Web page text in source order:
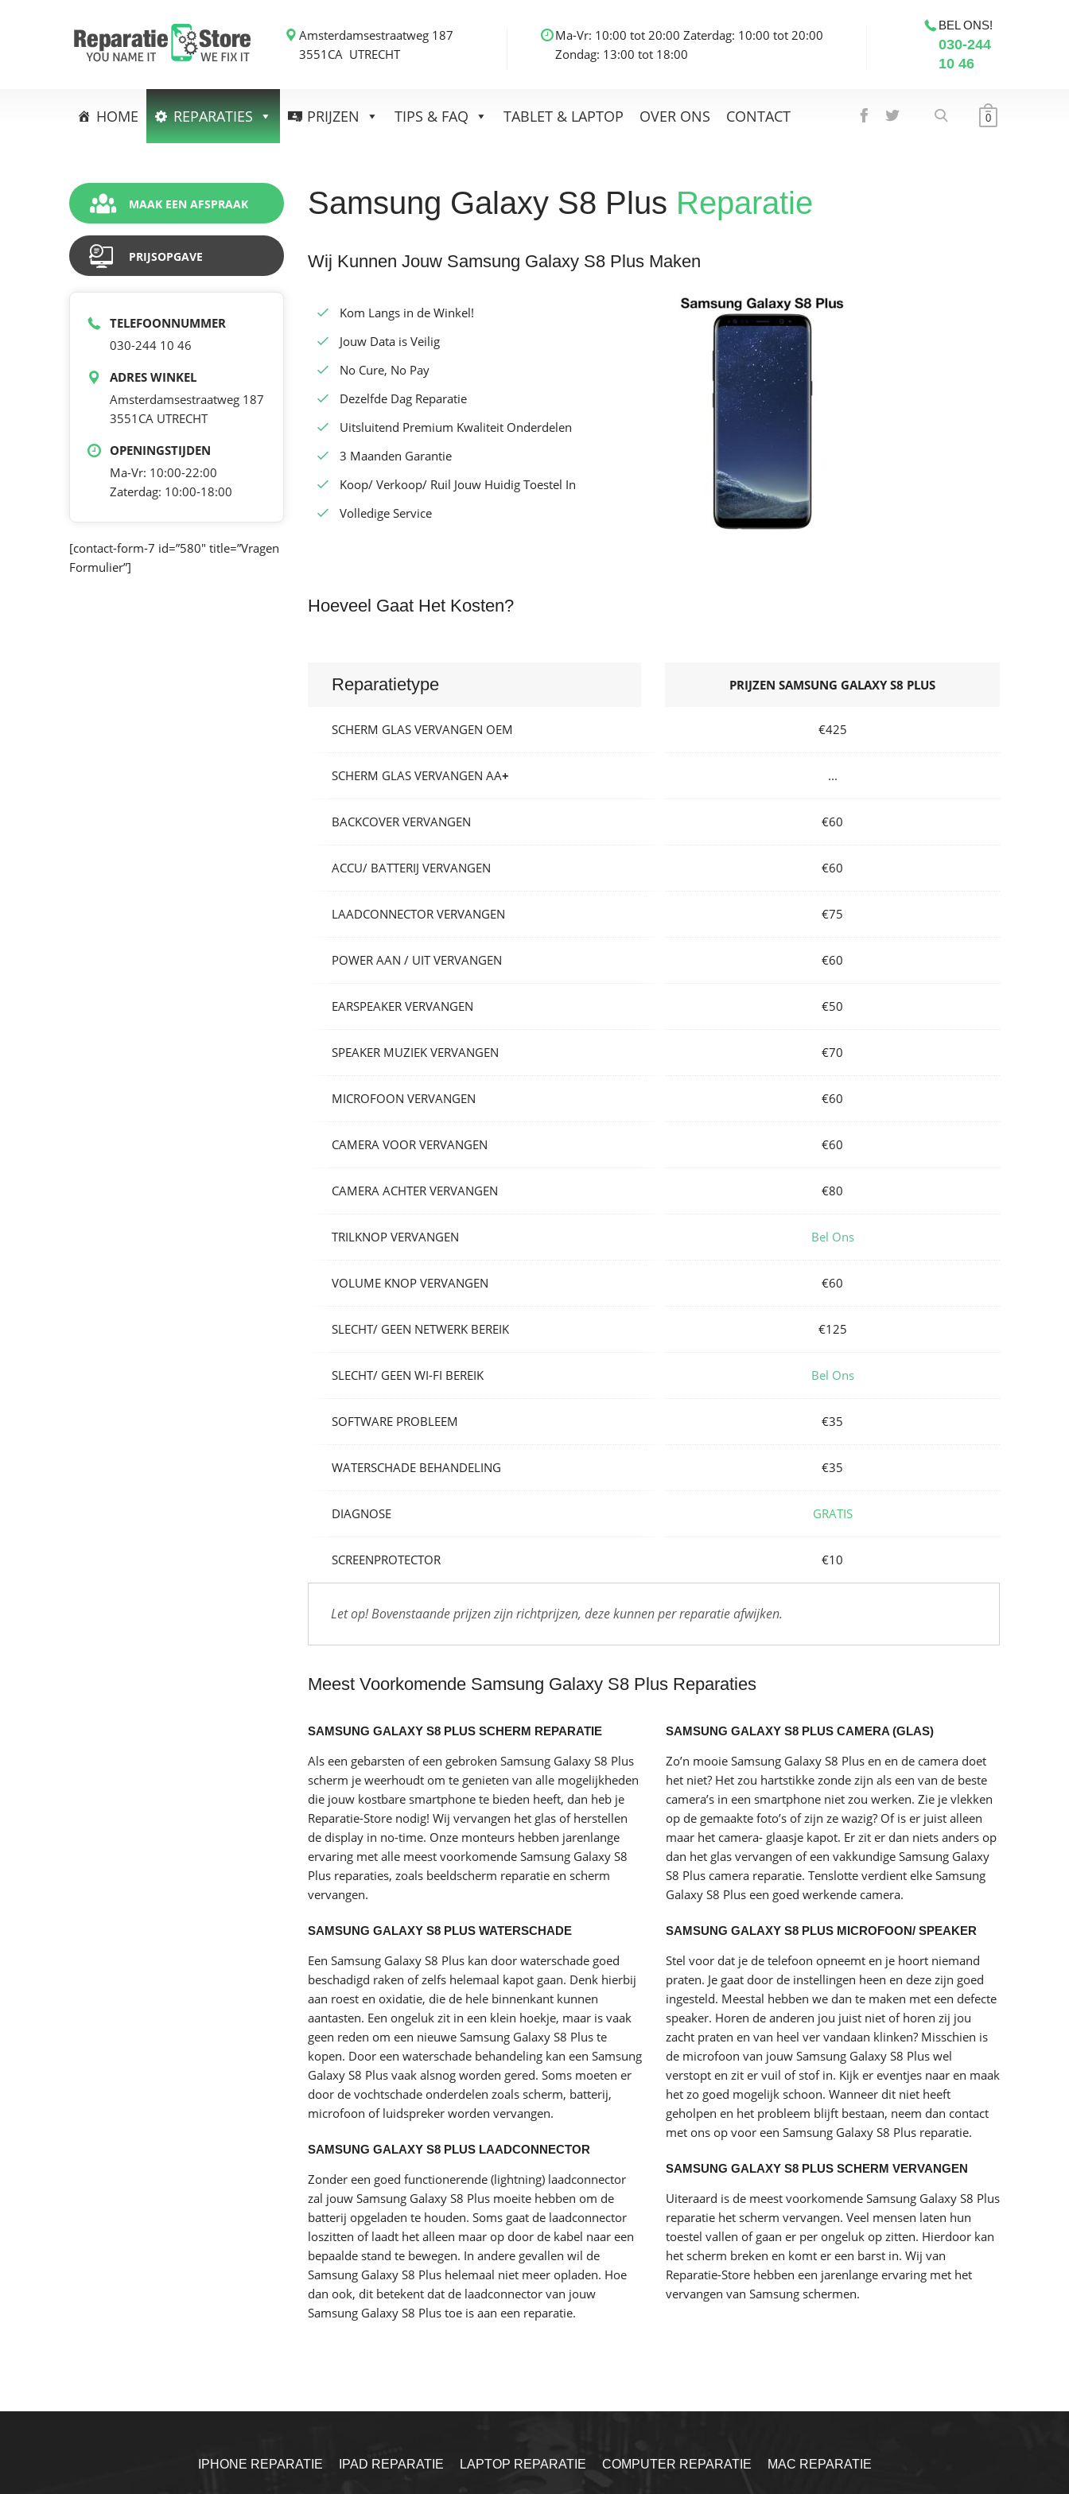
Amsterdamsestraatweg 187
3551CA UTRECHT
Ma-Vr: 10:00 tot 20:00 Zaterdag: 10:00 tot 20:00
Zondag: 13:00 tot 18:00
BEL ONS!
030-244
10 46
HOME REPARATIES PRIJZEN TIPS & FAQ TABLET & LAPTOP OVER ONS CONTACT 0
MAAK EEN AFSPRAAK
PRIJSOPGAVE
TELEFOONNUMMER
030-244 10 46
ADRES WINKEL
Amsterdamsestraatweg 187
3551CA UTRECHT
OPENINGSTIJDEN
Ma-Vr: 10:00-22:00
Zaterdag: 10:00-18:00
[contact-form-7 id=”580″ title=”Vragen
Formulier”]
Samsung Galaxy S8 Plus Reparatie
Wij Kunnen Jouw Samsung Galaxy S8 Plus Maken
Kom Langs in de Winkel!
Jouw Data is Veilig
No Cure, No Pay
Dezelfde Dag Reparatie
Uitsluitend Premium Kwaliteit Onderdelen
3 Maanden Garantie
Koop/ Verkoop/ Ruil Jouw Huidig Toestel In
Volledige Service
Hoeveel Gaat Het Kosten?
Reparatietype PRIJZEN SAMSUNG GALAXY S8 PLUS
SCHERM GLAS VERVANGEN OEM €425
SCHERM GLAS VERVANGEN AA+ ...
BACKCOVER VERVANGEN €60
ACCU/ BATTERIJ VERVANGEN €60
LAADCONNECTOR VERVANGEN €75
POWER AAN / UIT VERVANGEN €60
EARSPEAKER VERVANGEN €50
SPEAKER MUZIEK VERVANGEN €70
MICROFOON VERVANGEN €60
CAMERA VOOR VERVANGEN €60
CAMERA ACHTER VERVANGEN €80
TRILKNOP VERVANGEN Bel Ons
VOLUME KNOP VERVANGEN €60
SLECHT/ GEEN NETWERK BEREIK €125
SLECHT/ GEEN WI-FI BEREIK Bel Ons
SOFTWARE PROBLEEM €35
WATERSCHADE BEHANDELING €35
DIAGNOSE GRATIS
SCREENPROTECTOR €10
Let op! Bovenstaande prijzen zijn richtprijzen, deze kunnen per reparatie afwijken.
Meest Voorkomende Samsung Galaxy S8 Plus Reparaties
SAMSUNG GALAXY S8 PLUS SCHERM REPARATIE
Als een gebarsten of een gebroken Samsung Galaxy S8 Plus
scherm je weerhoudt om te genieten van alle mogelijkheden
die jouw kostbare smartphone te bieden heeft, dan heb je
Reparatie-Store nodig! Wij vervangen het glas of herstellen
de display in no-time. Onze monteurs hebben jarenlange
ervaring met alle meest voorkomende Samsung Galaxy S8
Plus reparaties, zoals beeldscherm reparatie en scherm
vervangen.
SAMSUNG GALAXY S8 PLUS WATERSCHADE
Een Samsung Galaxy S8 Plus kan door waterschade goed
beschadigd raken of zelfs helemaal kapot gaan. Denk hierbij
aan roest en oxidatie, die de hele binnenkant kunnen
aantasten. Een ongeluk zit in een klein hoekje, maar is vaak
geen reden om een nieuwe Samsung Galaxy S8 Plus te
kopen. Door een waterschade behandeling kan een Samsung
Galaxy S8 Plus vaak alsnog worden gered. Soms moeten er
door de vochtschade onderdelen zoals scherm, batterij,
microfoon of luidspreker worden vervangen.
SAMSUNG GALAXY S8 PLUS LAADCONNECTOR
Zonder een goed functionerende (lightning) laadconnector
zal jouw Samsung Galaxy S8 Plus moeite hebben om de
batterij opgeladen te houden. Soms gaat de laadconnector
loszitten of laadt het alleen maar op door de kabel naar een
bepaalde stand te bewegen. In andere gevallen wil de
Samsung Galaxy S8 Plus helemaal niet meer opladen. Hoe
dan ook, dit betekent dat de laadconnector van jouw
Samsung Galaxy S8 Plus toe is aan een reparatie.
SAMSUNG GALAXY S8 PLUS CAMERA (GLAS)
Zo’n mooie Samsung Galaxy S8 Plus en en de camera doet
het niet? Het zou hartstikke zonde zijn als een van de beste
camera’s in een smartphone niet zou werken. Zie je vlekken
op de gemaakte foto’s of zijn ze wazig? Of is er juist alleen
maar het camera- glaasje kapot. Er zit er dan niets anders op
dan het glas vervangen of een vakkundige Samsung Galaxy
S8 Plus camera reparatie. Tenslotte verdient elke Samsung
Galaxy S8 Plus een goed werkende camera.
SAMSUNG GALAXY S8 PLUS MICROFOON/ SPEAKER
Stel voor dat je de telefoon opneemt en je hoort niemand
praten. Je gaat door de instellingen heen en deze zijn goed
ingesteld. Meestal hebben we dan te maken met een defecte
speaker. Horen de anderen jou juist niet of horen zij jou
zacht praten en van heel ver vandaan klinken? Misschien is
de microfoon van jouw Samsung Galaxy S8 Plus wel
verstopt en zit er vuil of stof in. Kijk er eventjes naar en maak
het zo goed mogelijk schoon. Wanneer dit niet heeft
geholpen en het probleem blijft bestaan, neem dan contact
met ons op voor een Samsung Galaxy S8 Plus reparatie.
SAMSUNG GALAXY S8 PLUS SCHERM VERVANGEN
Uiteraard is de meest voorkomende Samsung Galaxy S8 Plus
reparatie het scherm vervangen. Veel mensen laten hun
toestel vallen of gaan er per ongeluk op zitten. Hierdoor kan
het scherm breken en komt er een barst in. Wij van
Reparatie-Store hebben een jarenlange ervaring met het
vervangen van Samsung schermen.
IPHONE REPARATIE IPAD REPARATIE LAPTOP REPARATIE COMPUTER REPARATIE MAC REPARATIE